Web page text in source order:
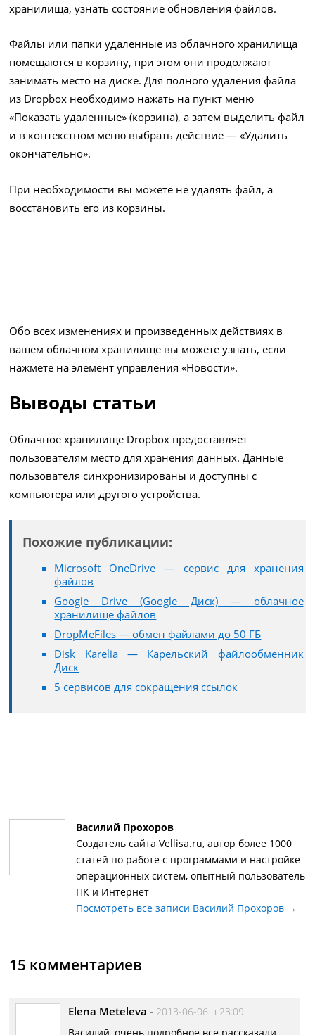
хранилища, узнать состояние обновления файлов.
Файлы или папки удаленные из облачного хранилища
помещаются в корзину, при этом они продолжают
занимать место на диске. Для полного удаления файла
из Dropbox необходимо нажать на пункт меню
«Показать удаленные» (корзина), а затем выделить файл
и в контекстном меню выбрать действие — «Удалить
окончательно».
При необходимости вы можете не удалять файл, а
восстановить его из корзины.
Обо всех изменениях и произведенных действиях в
вашем облачном хранилище вы можете узнать, если
нажмете на элемент управления «Новости».
Выводы статьи
Облачное хранилище Dropbox предоставляет
пользователям место для хранения данных. Данные
пользователя синхронизированы и доступны с
компьютера или другого устройства.
Похожие публикации:
Microsoft OneDrive — сервис для хранения
файлов
Google Drive (Google Диск) — облачное
хранилище файлов
DropMeFiles — обмен файлами до 50 ГБ
Disk Karelia — Карельский файлообменник
Диск
5 сервисов для сокращения ссылок
Василий Прохоров
Создатель сайта Vellisa.ru, автор более 1000
статей по работе с программами и настройке
операционных систем, опытный пользователь
ПК и Интернет
Посмотреть все записи Василий Прохоров →
15 комментариев
Elena Meteleva - 2013-06-06 в 23:09